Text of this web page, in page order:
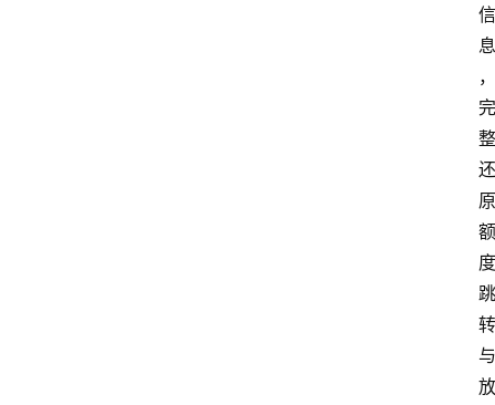
信
息
，
完
整
还
原
额
度
跳
转
与
放